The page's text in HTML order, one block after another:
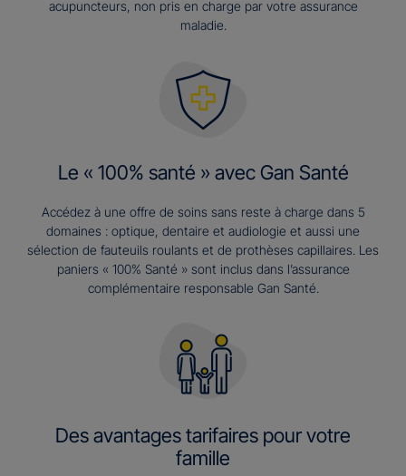
acupuncteurs, non pris en charge par votre assurance
maladie.
Le « 100% santé » avec Gan Santé
Accédez à une offre de soins sans reste à charge dans 5
domaines : optique, dentaire et audiologie et aussi une
sélection de fauteuils roulants et de prothèses capillaires. Les
paniers « 100% Santé » sont inclus dans l’assurance
complémentaire responsable Gan Santé.
Des avantages tarifaires pour votre
famille